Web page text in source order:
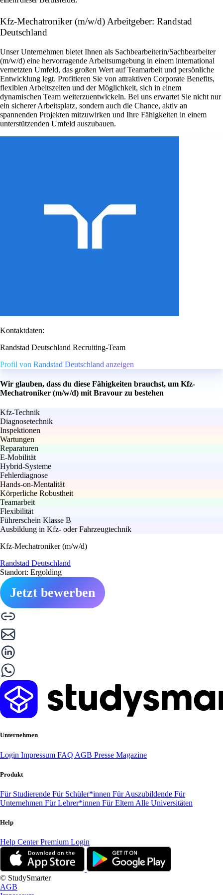
Kfz-Mechatroniker (m/w/d) Arbeitgeber: Randstad
Deutschland
Unser Unternehmen bietet Ihnen als Sachbearbeiterin/Sachbearbeiter
(m/w/d) eine hervorragende Arbeitsumgebung in einem international
vernetzten Umfeld, das großen Wert auf Teamarbeit und persönliche
Entwicklung legt. Profitieren Sie von attraktiven Corporate Benefits,
flexiblen Arbeitszeiten und der Möglichkeit, sich in einem
dynamischen Team weiterzuentwickeln. Bei uns erwartet Sie nicht nur
ein sicherer Arbeitsplatz, sondern auch die Chance, aktiv an
spannenden Projekten mitzuwirken und Ihre Fähigkeiten in einem
unterstützenden Umfeld auszubauen.
Kontaktdaten:
Randstad Deutschland Recruiting-Team
Profil von Randstad Deutschland anzeigen
Wir glauben, dass du diese Fähigkeiten brauchst, um Kfz-
Mechatroniker (m/w/d) mit Bravour zu bestehen
Kfz-Technik
Diagnosetechnik
Inspektionen
Wartungen
Reparaturen
E-Mobilität
Hybrid-Systeme
Fehlerdiagnose
Hands-on-Mentalität
Körperliche Robustheit
Teamarbeit
Flexibilität
Führerschein Klasse B
Ausbildung in Kfz- oder Fahrzeugtechnik
Kfz-Mechatroniker (m/w/d)
Randstad Deutschland
Standort: Ergolding
Jetzt bewerben
Unternehmen
Login Impressum FAQ AGB Presse Magazine
Produkt
Für Studierende Für Schüler*innen Für Auszubildende Für
Unternehmen Für Lehrer*innen Für Eltern Alle Universitäten
Help
Help CenterPremium Login
© StudySmarter
AGB